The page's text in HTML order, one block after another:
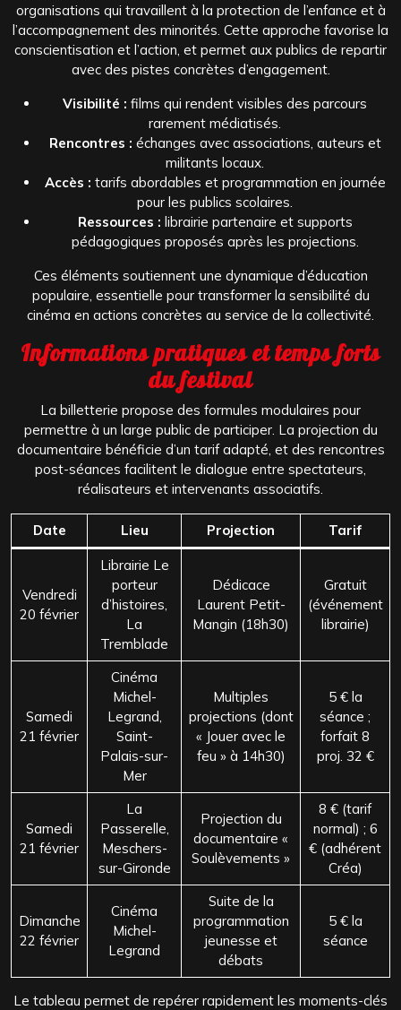
organisations qui travaillent à la protection de l’enfance et à
l’accompagnement des minorités. Cette approche favorise la
conscientisation et l’action, et permet aux publics de repartir
avec des pistes concrètes d’engagement.
Visibilité : films qui rendent visibles des parcours
rarement médiatisés.
Rencontres : échanges avec associations, auteurs et
militants locaux.
Accès : tarifs abordables et programmation en journée
pour les publics scolaires.
Ressources : librairie partenaire et supports
pédagogiques proposés après les projections.
Ces éléments soutiennent une dynamique d’éducation
populaire, essentielle pour transformer la sensibilité du
cinéma en actions concrètes au service de la collectivité.
Informations pratiques et temps forts
du festival
La billetterie propose des formules modulaires pour
permettre à un large public de participer. La projection du
documentaire bénéficie d’un tarif adapté, et des rencontres
post-séances facilitent le dialogue entre spectateurs,
réalisateurs et intervenants associatifs.
Date Lieu Projection Tarif
Vendredi
20 février
Librairie Le
porteur
d’histoires,
La
Tremblade
Dédicace
Laurent Petit-
Mangin (18h30)
Gratuit
(événement
librairie)
Samedi
21 février
Cinéma
Michel-
Legrand,
Saint-
Palais-sur-
Mer
Multiples
projections (dont
« Jouer avec le
feu » à 14h30)
5 € la
séance ;
forfait 8
proj. 32 €
Samedi
21 février
La
Passerelle,
Meschers-
sur-Gironde
Projection du
documentaire «
Soulèvements »
8 € (tarif
normal) ; 6
€ (adhérent
Créa)
Dimanche
22 février
Cinéma
Michel-
Legrand
Suite de la
programmation
jeunesse et
débats
5 € la
séance
Le tableau permet de repérer rapidement les moments-clés